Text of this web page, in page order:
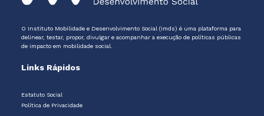
O Instituto Mobilidade e Desenvolvimento Social (Imds) é uma plataforma para
delinear, testar, propor, divulgar e acompanhar a execução de políticas públicas
de impacto em mobilidade social.
Links Rápidos
Estatuto Social
Política de Privacidade